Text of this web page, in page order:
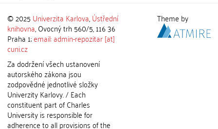
© 2025 Univerzita Karlova,Ústřední
knihovna, Ovocný trh 560/5, 116 36
Praha 1;email: admin-repozitar [at]
cuni.cz
Za dodržení všech ustanovení
autorského zákona jsou
zodpovědné jednotlivé složky
Univerzity Karlovy. / Each
constituent part of Charles
University is responsible for
adherence to all provisions of the
Theme by